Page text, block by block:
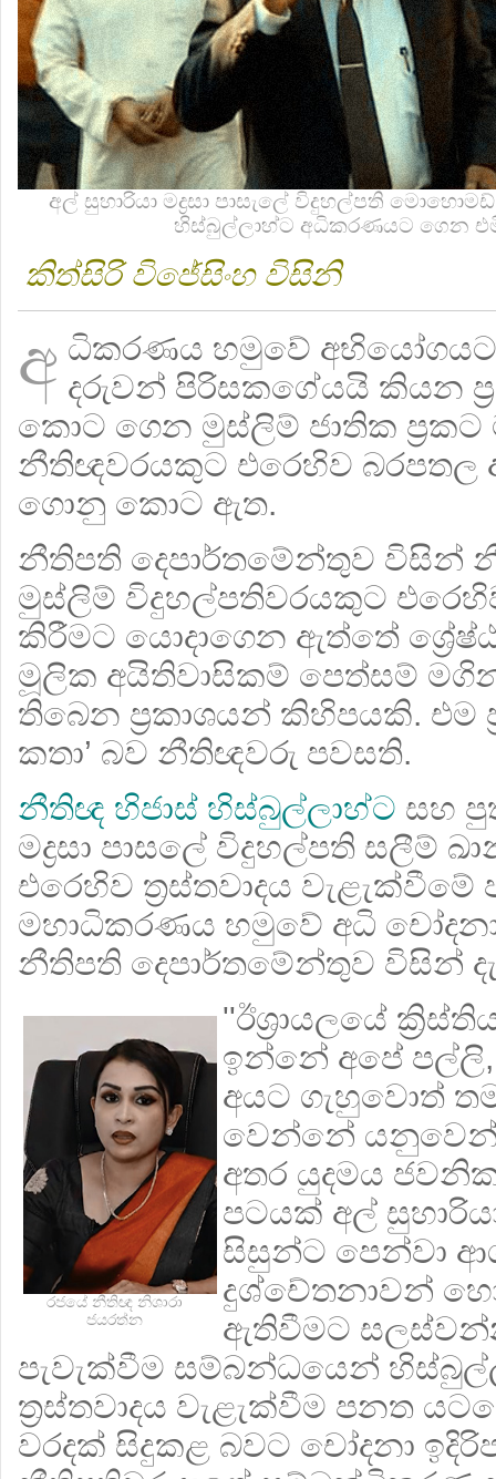
අල් සුහාරියා මද්‍රසා පාසැලේ විදුහල්පති
හිස්බුල්ලාහ්ට අධිකරණයට ගෙන
කිත්සිරි විජේසිංහ විසිනි
අ ධිකරණය හමුවේ
දරුවන් පිරිසකගේයයි කියන
කොට ගෙන මුස්ලිම් ජාතික
නීතිඥවරයකුට එරෙහිව බරපතල
ගොනු කොට ඇත.
නීතිපති දෙපාර්තමේන්තුව විසින්
මුස්ලිම් විදුහල්පතිවරයකුට
කිරීමට යොදාගෙන ඇත්තේ
මූලික අයිතිවාසිකම් පෙත්සම්
තිබෙන ප්‍රකාශයන් කිහිපයකි. එම
කතා’ බව නීතිඥවරු පවසති.
නීතිඥ හිජාස් හිස්බුල්ලාහ්ට සහ
මද්‍රසා පාසලේ විදුහල්පති සලීම්
එරෙහිව ත්‍රස්තවාදය
මහාධිකරණය හමුවේ අධි
නීතිපති දෙපාර්තමේන්තුව විසින්
රජයේ නීතිඥ නිශාරා
ජයරත්න
''ඊශ්‍රායලයේ
ඉන්නේ අපේ
අයට ගැහුවොත්
වෙන්නේ යනුවෙන්
අතර යුදමය
පටයක් අල් සුහාරියා
සිසුන්ට පෙන්වා
දුශ්චේතනාවන් හෝ
ඇතිවීමට
පැවැක්වීම සම්බන්ධයෙන්
ත්‍රස්තවාදය වැළැක්වීම පනත
වරදක් සිදුකළ බවට චෝදනා